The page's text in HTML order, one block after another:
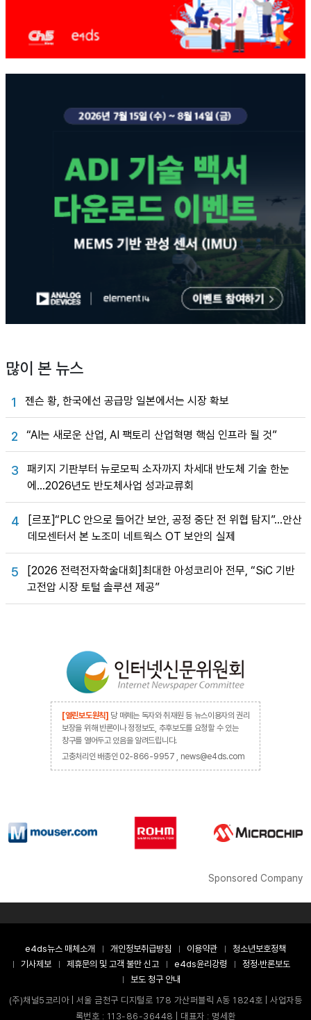
많이 본 뉴스
1 젠슨 황, 한국에선 공급망 일본에서는 시장 확보
2 “AI는 새로운 산업, AI 팩토리 산업혁명 핵심 인프라 될 것”
3
패키지 기판부터 뉴로모픽 소자까지 차세대 반도체 기술 한눈
에…2026년도 반도체사업 성과교류회
4
[르포]“PLC 안으로 들어간 보안, 공정 중단 전 위협 탐지”…안산
데모센터서 본 노조미 네트웍스 OT 보안의 실제
5
[2026 전력전자학술대회]최대한 아성코리아 전무, “SiC 기반
고전압 시장 토털 솔루션 제공”
[열린보도원칙] 당 매체는 독자와 취재원 등 뉴스이용자의 권리
보장을 위해 반론이나 정정보도, 추후보도를 요청할 수 있는
창구를 열어두고 있음을 알려드립니다.
고충처리인 배종인 02-866-9957 , news@e4ds.com
Sponsored Company
e4ds뉴스 매체소개 개인정보취급방침 이용약관
청소년보호정책
기사제보
제휴문의 및 고객 불만 신고 e4ds윤리강령
정정·반론보도
보도 청구 안내
(주)채널5코리아 | 서울 금천구 디지털로 178 가산퍼블릭 A동 1824호 | 사업자등
록번호 : 113-86-36448 | 대표자 : 명세환